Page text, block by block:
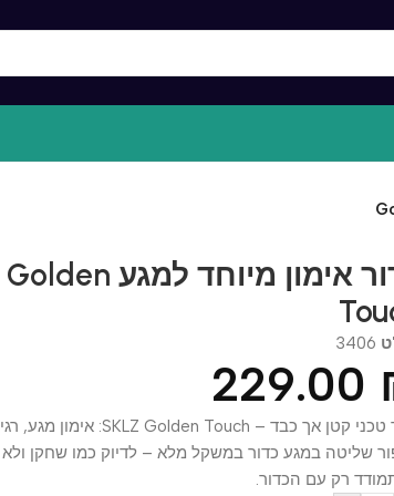
כדור אימון מיוחד למגע Golden
כדור טכני קטן אך כבד – SKLZ Golden Touch: אימון מגע, רגישות
שליטה במגע כדור במשקל מלא – לדיוק כמו שחקן ולא מי
רק עם הכדור.